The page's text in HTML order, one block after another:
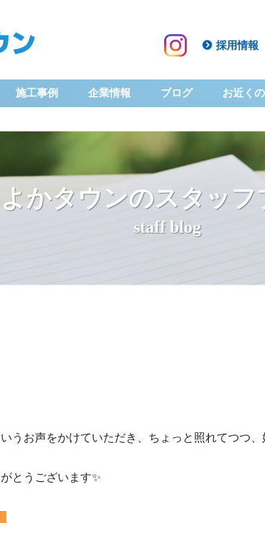
採用情報
施工事例 企業情報 ブログ お近く
よかタウンのスタッフ
staff blog
うお声をかけていただき、ちょっと照れてつつ、
きありがとうございます✨